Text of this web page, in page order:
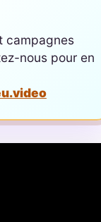
campagnes
nous pour en